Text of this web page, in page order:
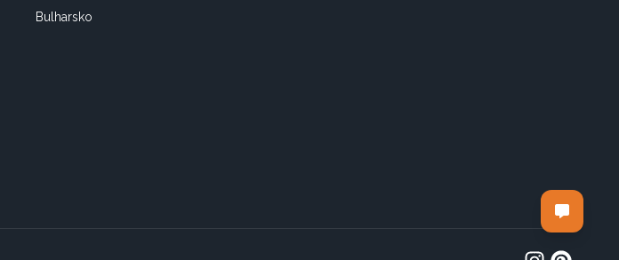
Bulharsko